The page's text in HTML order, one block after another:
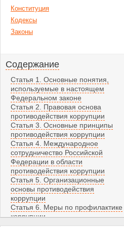
Конституция
Кодексы
Законы
Содержание
Статья 1. Основные понятия,
используемые в настоящем
Федеральном законе
Статья 2. Правовая основа
противодействия коррупции
Статья 3. Основные принципы
противодействия коррупции
Статья 4. Международное
сотрудничество Российской
Федерации в области
противодействия коррупции
Статья 5. Организационные
основы противодействия
коррупции
Статья 6. Меры по профилактике
коррупции